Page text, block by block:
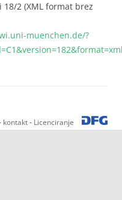
2 (XML format brez
muenchen.de/?
kontakt- Licenciranje